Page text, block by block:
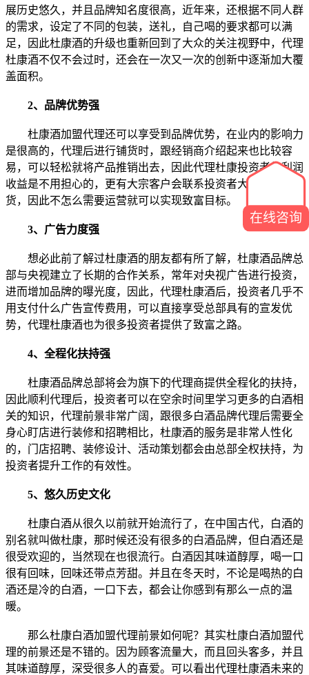
展历史悠久，并且品牌知名度很高，近年来，还根据不同人群
的需求，设定了不同的包装，送礼，自己喝的要求都可以满
足，因此杜康酒的升级也重新回到了大众的关注视野中，代理
杜康酒不仅不会过时，还会在一次又一次的创新中逐渐加大覆
盖面积。
2、品牌优势强
杜康酒加盟代理还可以享受到品牌优势，在业内的影响力
是很高的，代理后进行铺货时，跟经销商介绍起来也比较容
易，可以轻松就将产品推销出去，因此代理杜康投资者的利润
收益是不用担心的，更有大宗客户会联系投资者大件大件地拿
货，因此不怎么需要运营就可以实现致富目标。
3、广告力度强
想必此前了解过杜康酒的朋友都有所了解，杜康酒品牌总
部与央视建立了长期的合作关系，常年对央视广告进行投资，
进而增加品牌的曝光度，因此，代理杜康酒后，投资者几乎不
用支付什么广告宣传费用，可以直接享受总部具有的宣发优
势，代理杜康酒也为很多投资者提供了致富之路。
4、全程化扶持强
杜康酒品牌总部将会为旗下的代理商提供全程化的扶持，
因此顺利代理后，投资者可以在空余时间里学习更多的白酒相
关的知识，代理前景非常广阔，跟很多白酒品牌代理后需要全
身心盯店进行装修和招聘相比，杜康酒的服务是非常人性化
的，门店招聘、装修设计、活动策划都会由总部全权扶持，为
投资者提升工作的有效性。
5、悠久历史文化
杜康白酒从很久以前就开始流行了，在中国古代，白酒的
别名就叫做杜康，那时候还没有很多的白酒品牌，但白酒还是
很受欢迎的，当然现在也很流行。白酒因其味道醇厚，喝一口
很有回味，回味还带点芳甜。并且在冬天时，不论是喝热的白
酒还是冷的白酒，一口下去，都会让你感到有那么一点的温
暖。
那么杜康白酒加盟代理前景如何呢？其实杜康白酒加盟代
理的前景还是不错的。因为顾客流量大，而且回头客多，并且
其味道醇厚，深受很多人的喜爱。可以看出代理杜康酒未来的
在线咨询